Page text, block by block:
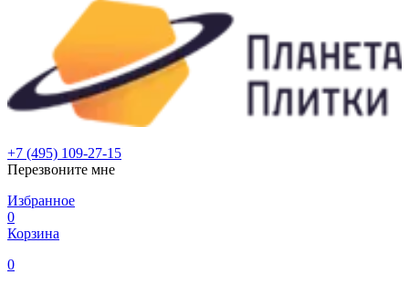
+7 (495) 109-27-15
Перезвоните мне
Избранное
0
Корзина
0